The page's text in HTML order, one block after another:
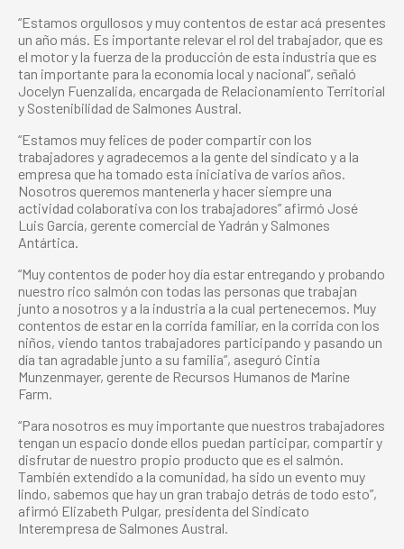
“Estamos orgullosos y muy contentos de estar acá presentes
un año más. Es importante relevar el rol del trabajador, que es
el motor y la fuerza de la producción de esta industria que es
tan importante para la economía local y nacional”, señaló
Jocelyn Fuenzalida, encargada de Relacionamiento Territorial
y Sostenibilidad de Salmones Austral.
“Estamos muy felices de poder compartir con los
trabajadores y agradecemos a la gente del sindicato y a la
empresa que ha tomado esta iniciativa de varios años.
Nosotros queremos mantenerla y hacer siempre una
actividad colaborativa con los trabajadores” afirmó José
Luis García, gerente comercial de Yadrán y Salmones
Antártica.
“Muy contentos de poder hoy día estar entregando y probando
nuestro rico salmón con todas las personas que trabajan
junto a nosotros y a la industria a la cual pertenecemos. Muy
contentos de estar en la corrida familiar, en la corrida con los
niños, viendo tantos trabajadores participando y pasando un
día tan agradable junto a su familia”, aseguró Cintia
Munzenmayer, gerente de Recursos Humanos de Marine
Farm.
“Para nosotros es muy importante que nuestros trabajadores
tengan un espacio donde ellos puedan participar, compartir y
disfrutar de nuestro propio producto que es el salmón.
También extendido a la comunidad, ha sido un evento muy
lindo, sabemos que hay un gran trabajo detrás de todo esto”,
afirmó Elizabeth Pulgar, presidenta del Sindicato
Interempresa de Salmones Austral.